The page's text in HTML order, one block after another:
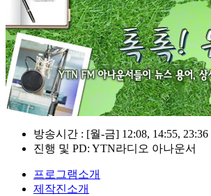
방송시간 : [월-금] 12:08, 14:55, 23:36
진행 및 PD: YTN라디오 아나운서
프로그램소개
제작진소개